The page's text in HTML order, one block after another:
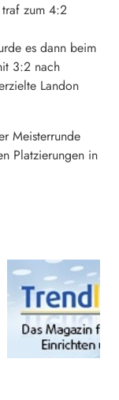
zum 4:2
es dann beim
3:2 nach
Landon
Meisterrunde
Platzierungen in